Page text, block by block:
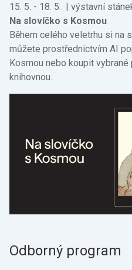
15. 5. - 18. 5. | výstavní
Na slovíčko s Kosmou
Během celého veletrhu si na
můžete prostřednictvím AI
Kosmou nebo koupit
knihovnou.
Odborný program